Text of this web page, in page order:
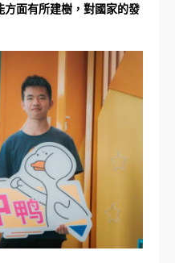
面有所建樹，對國家的發